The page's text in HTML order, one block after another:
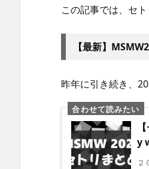
この記事では、セ
【最新】
昨年に引き続き、
y
２